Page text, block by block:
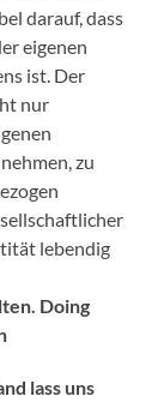
darauf, dass
eigenen
ist. Der
nur
zu
lebendig
Doing
lass uns